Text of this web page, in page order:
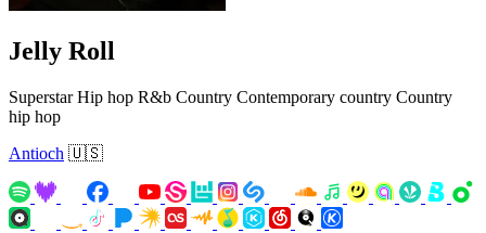
Jelly Roll
Superstar Hip hop R&b Country Contemporary country Country
hip hop
Antioch 🇺🇸